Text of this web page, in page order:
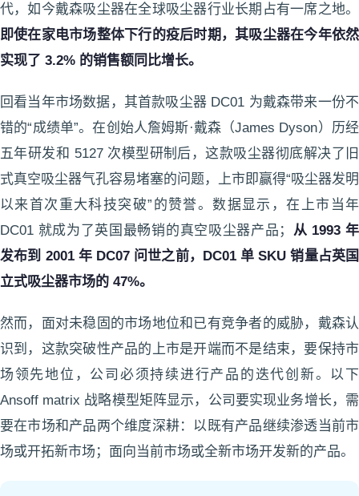
代，如今戴森吸尘器在全球吸尘器行业长期占有一席之地。
即使在家电市场整体下行的疫后时期，其吸尘器在今年依然
实现了 3.2% 的销售额同比增长。
回看当年市场数据，其首款吸尘器 DC01 为戴森带来一份不
错的“成绩单”。在创始人詹姆斯·戴森（James Dyson）历经
五年研发和 5127 次模型研制后，这款吸尘器彻底解决了旧
式真空吸尘器气孔容易堵塞的问题，上市即赢得“吸尘器发明
以来首次重大科技突破”的赞誉。数据显示，在上市当年
DC01 就成为了英国最畅销的真空吸尘器产品； 从 1993 年
发布到 2001 年 DC07 问世之前，DC01 单 SKU 销量占英国
立式吸尘器市场的 47%。
然而，面对未稳固的市场地位和已有竞争者的威胁，戴森认
识到，这款突破性产品的上市是开端而不是结束，要保持市
场领先地位，公司必须持续进行产品的迭代创新。以下
Ansoff matrix 战略模型矩阵显示，公司要实现业务增长，需
要在市场和产品两个维度深耕：以既有产品继续渗透当前市
场或开拓新市场；面向当前市场或全新市场开发新的产品。